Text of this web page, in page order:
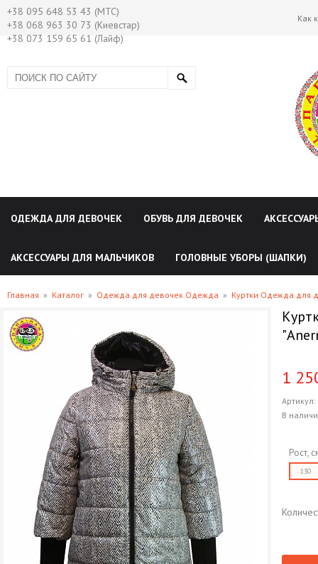
+38 095 648 53 43 (МТС)
+38 068 963 30 73 (Киевстар)
+38 073 159 65 61 (Лайф)
Как
ОДЕЖДА ДЛЯ ДЕВОЧЕК ОБУВЬ ДЛЯ ДЕВОЧЕК
АКСЕССУАРЫ ДЛЯ МАЛЬЧИКОВ ГОЛОВНЫЕ УБОРЫ (ШАПКИ)
Главная » Каталог » Одежда для девочек Одежда » Куртки Одежда для
1
Артикул:
В
Рост,
130